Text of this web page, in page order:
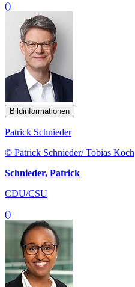
()
Bildinformationen
Patrick Schnieder
© Patrick Schnieder/ Tobias Koch
Schnieder, Patrick
CDU/CSU
()